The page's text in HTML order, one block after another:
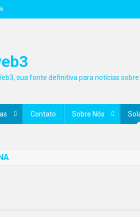
sua fonte definitiva para notícias
Contato Sobre Nós